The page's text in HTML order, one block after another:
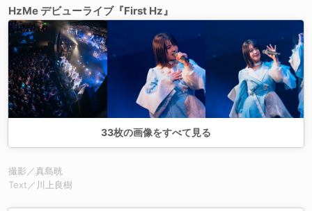
HzMe デビューライブ『First Hz』
33枚の画像をすべて見る
撮影／真島晄
Text／川上良樹